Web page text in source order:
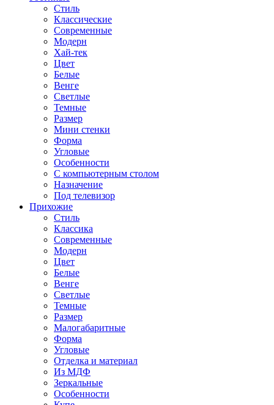
Стиль
Классические
Современные
Модерн
Хай-тек
Цвет
Белые
Венге
Светлые
Темные
Размер
Мини стенки
Форма
Угловые
Особенности
С компьютерным столом
Назначение
Под телевизор
Прихожие
Стиль
Классика
Современные
Модерн
Цвет
Белые
Венге
Светлые
Темные
Размер
Малогабаритные
Форма
Угловые
Отделка и материал
Из МДФ
Зеркальные
Особенности